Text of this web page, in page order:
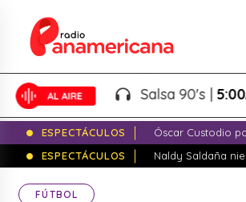
Salsa 90's |
ESPECTÁCULOS
Óscar Custodio
ESPECTÁCULOS
Naldy Saldaña
FÚTBOL